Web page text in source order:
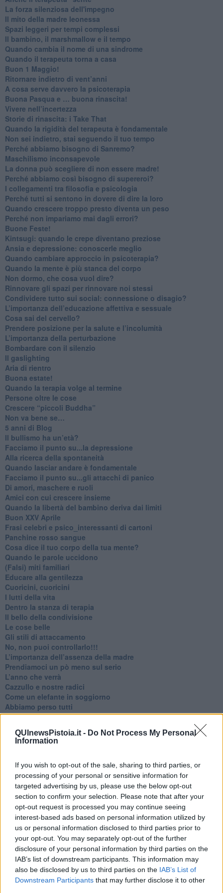
QUInewsPistoia.it - Do Not Process My Personal
Information
If you wish to opt-out of the sale, sharing to third parties, or
processing of your personal or sensitive information for
targeted advertising by us, please use the below opt-out
section to confirm your selection. Please note that after your
opt-out request is processed you may continue seeing
interest-based ads based on personal information utilized by
us or personal information disclosed to third parties prior to
your opt-out. You may separately opt-out of the further
disclosure of your personal information by third parties on the
IAB’s list of downstream participants. This information may
also be disclosed by us to third parties on the IAB’s List of
Downstream Participants that may further disclose it to other
​La forza silenziosa dell'impegno
​Il mito della madre leonessa
Spazi leggeri per tempi complessi
Il bambino, il marshmallow e il tempo
​Quando cambia il nome di una sindrome
​Quando il terapeuta torna a casa
​Buon 1 Maggio!
Ritornare indietro di vent’anni
​A cosa serve davvero la psicoterapia
​Buona Pasqua e … buona rinascita!
​Vivere nell’incertezza
​Storie di rinascita: i Take That
​Quando la rigidità del terapeuta è fondamentale
​Non sei indietro, stai seguendo il tuo tempo
​Perché abbiamo bisogno di Sanremo?
​Maschilismo inconsapevole
​La donna può scegliere di non essere madre!
​Perché abbiamo così bisogno di supereroi?
​I collegamenti tra filosofia e psicologia
​Perché tutti si sentono in dovere di dire la loro
​Quando crescere troppo presto diventa un peso
​Perché non impariamo mai dagli errori?
​Buone Feste!
​Kintsugi: quando le crepe diventano preziose
Ansia e depressione: conoscerle meglio
Quando cambiare approccio in psicoterapia?
​Quando la mente è più stanca del corpo
Non dormo, che cosa vuol dire?
​Rinnovare gli spazi per rinnovare noi stessi
​Condividere tutto sui social: connessione o disagio?
​L’importanza dell’educazione affettiva e sessuale
​Cosa sai del cervello?
Prendere posizione per la salute e l’incolumità
L’importanza della perturbazione
​Bombardare con il silenzio
Il gaslighting
Aria di rientro
Buona estate!
​Quando la terapia volge al termine
​Persone oltre le cose
​Crescere “piccoli Buddha”
Non va bene se…
​5 anni di Blog
​Il bullismo ha un’età?
Facciamo il punto su...la depressione
​Alla ricerca della spontaneità
​Quando lasciar andare è fondamentale
Facciamo il punto su...gli attacchi di panico
Di amori, maschere e ruoli
​Amici con cui crescere insieme
​Quando la libertà del bambino deriva dai limiti
Buon XXV Aprile
​Frasi celebri e psico_interessanti di cartoni
​Panchine rosso sangue
​Cosa dice il tuo corpo della tua mente?
​Quando le parole uccidono
​(Falsi) miti familiari
​Educare alla gentilezza
​Cuoricini, cuoricini
I lutti della vita
​Dentro la stanza di terapia
​Il bello della condivisione
Le cose belle
​Gli stili di attaccamento
No, non puoi controllarlo!!!
​L’importanza dell’assenza della madre
​Prendiamoci un pò meno sul serio
​L’anno che verrà
​Cazzullo e nostre radici
​Come un elefante in soggiorno
​Abbiamo perso tutti
E se le cose non vanno come vorresti?
Come è davvero la terapia
Quando il diritto alla disconnessione non viene accolto
​Il diritto ad essere disconnessi
​Il pensiero dicotomico e la salute mentale
​Consigli di lettura per genitori e non solo
​La Clownterapia
​Differenze tra persone frustrate e non
L’invisibile fatica mentale
Vacanze a km zero
​Buone Vacan(si)e!
​Il lato positivo delle cose
​Storie antiche di tempi moderni
​Quello che alle mamme non dicono
Adultescenza
Homo imbecillis